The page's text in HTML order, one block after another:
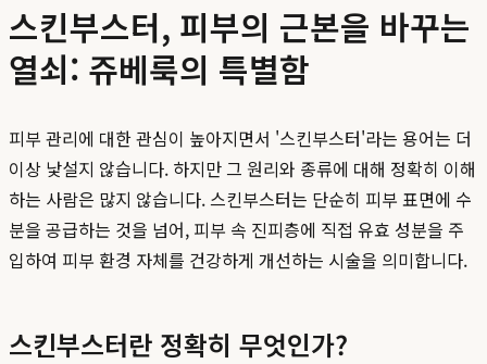
스킨부스터, 피부의 근본을 바꾸는
열쇠: 쥬베룩의 특별함
피부 관리에 대한 관심이 높아지면서 '스킨부스터'라는 용어는 더
이상 낯설지 않습니다. 하지만 그 원리와 종류에 대해 정확히 이해
하는 사람은 많지 않습니다. 스킨부스터는 단순히 피부 표면에 수
분을 공급하는 것을 넘어, 피부 속 진피층에 직접 유효 성분을 주
입하여 피부 환경 자체를 건강하게 개선하는 시술을 의미합니다.
스킨부스터란 정확히 무엇인가?